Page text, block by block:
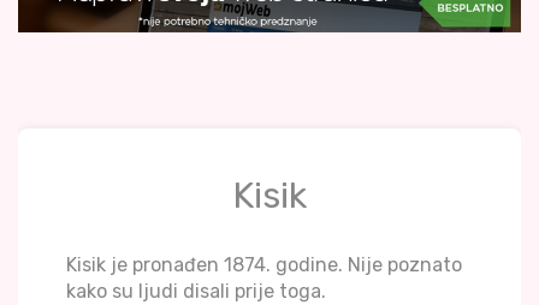
Kisik
Kisik je pronađen 1874. godine. Nije poznato
kako su ljudi disali prije toga.